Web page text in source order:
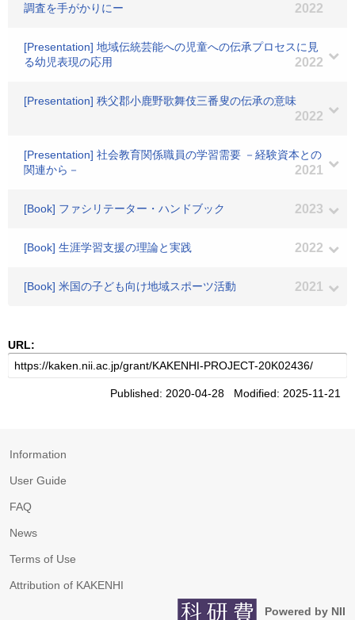
調査を手がかりにー
2022
[Presentation] 地域伝統芸能への児童への伝承プロセスに見
る幼児表現の応用
2022
[Presentation] 秩父郡小鹿野歌舞伎三番叟の伝承の意味
2022
[Presentation] 社会教育関係職員の学習需要 －経験資本との
関連から－
2021
[Book] ファシリテーター・ハンドブック 2023
[Book] 生涯学習支援の理論と実践 2022
[Book] 米国の子ども向け地域スポーツ活動 2021
URL:
Published: 2020-04-28 Modified: 2025-11-21
Information
User Guide
FAQ
News
Terms of Use
Attribution of KAKENHI
Powered by NII